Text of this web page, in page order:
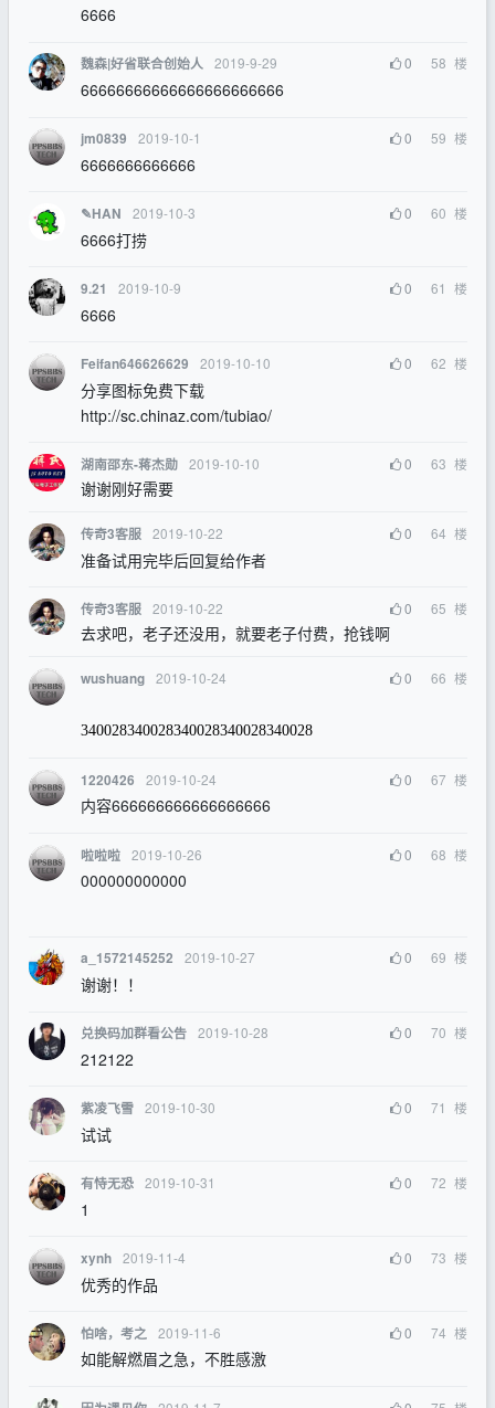
6666
魏森|好省联合创始人 2019-9-29 0 58 楼
66666666666666666666666
jm0839 2019-10-1 0 59 楼
6666666666666
✎HAN 2019-10-3 0 60 楼
6666打捞
9.21 2019-10-9 0 61 楼
6666
Feifan646626629 2019-10-10 0 62 楼
分享图标免费下载
http://sc.chinaz.com/tubiao/
湖南邵东-蒋杰勋 2019-10-10 0 63 楼
谢谢刚好需要
传奇3客服 2019-10-22 0 64 楼
准备试用完毕后回复给作者
传奇3客服 2019-10-22 0 65 楼
去求吧，老子还没用，就要老子付费，抢钱啊
wushuang 2019-10-24 0 66 楼
340028340028340028340028340028
1220426 2019-10-24 0 67 楼
内容666666666666666666
啦啦啦 2019-10-26 0 68 楼
000000000000
a_1572145252 2019-10-27 0 69 楼
谢谢！！
兑换码加群看公告 2019-10-28 0 70 楼
212122
紫凌飞雪 2019-10-30 0 71 楼
试试
有恃无恐 2019-10-31 0 72 楼
1
xynh 2019-11-4 0 73 楼
优秀的作品
怕啥，考之 2019-11-6 0 74 楼
如能解燃眉之急，不胜感激